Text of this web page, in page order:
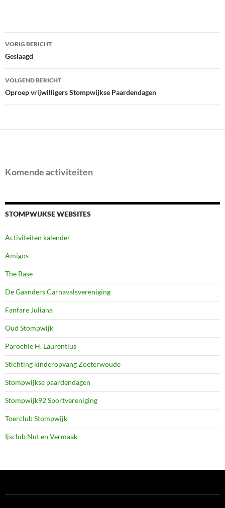
Bericht
navigatie
VORIG BERICHT
Geslaagd
VOLGEND BERICHT
Oproep vrijwilligers Stompwijkse Paardendagen
Komende activiteiten
STOMPWIJKSE WEBSITES
Activiteiten kalender
Amigos
The Base
De Gaanders Carnavalsvereniging
Fanfare Juliana
Oud Stompwijk
Parochie H. Laurentius
Stichting kinderopvang Zoeterwoude
Stompwijkse paardendagen
Stompwijk92 Sportvereniging
Toerclub Stompwijk
Ijsclub Nut en Vermaak